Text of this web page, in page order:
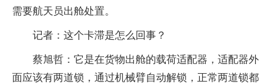
需要航天员出舱处置。
记者：这个卡滞是怎么回事？
蔡旭哲：它是在货物出舱的载荷适配器，适配器外
面应该有两道锁，通过机械臂自动解锁，正常两道锁都